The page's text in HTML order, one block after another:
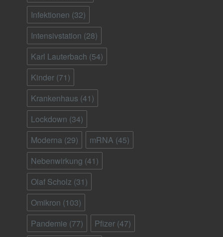
Infektionen (32)
Intensivstation (28)
Karl Lauterbach (54)
Kinder (71)
Krankenhaus (41)
Lockdown (34)
Moderna (29) mRNA (45)
Nebenwirkung (41)
Olaf Scholz (31)
Omikron (103)
Pandemie (77) Pfizer (47)